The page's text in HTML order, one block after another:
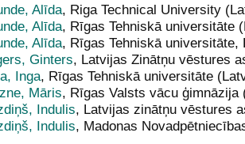
Alīda, Riga Technical University
Alīda, Rīgas Tehniskā universitāte
Alīda, Rīgas Tehniskā
Ginters, Latvijas Zinātņu vēstures
Inga, Rīgas Tehniskā universitāte
Māris, Rīgas Valsts vācu ģimnāzija
Indulis, Latvijas zinātņu vēstures
Indulis, Madonas